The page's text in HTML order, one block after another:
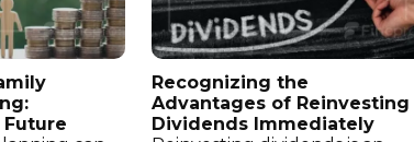
Future
Recognizing the
Advantages of Reinvesting
Dividends Immediately